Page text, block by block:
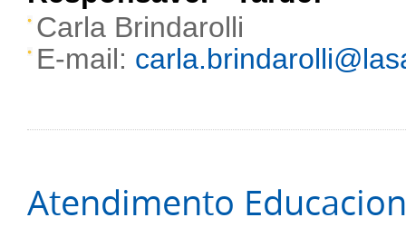
Carla Brindarolli
E-mail:
Atendimento